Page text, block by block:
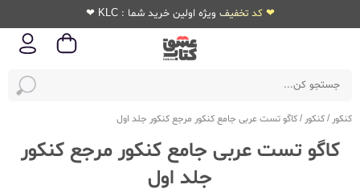
❤ کد تخفیف ویژه اولین خرید شما : KLC ❤
کنکور /کنکور /کاگو تست عربی جامع کنکور مرجع کنکور جلد اول
کاگو تست عربی جامع کنکور مرجع کنکور
جلد اول